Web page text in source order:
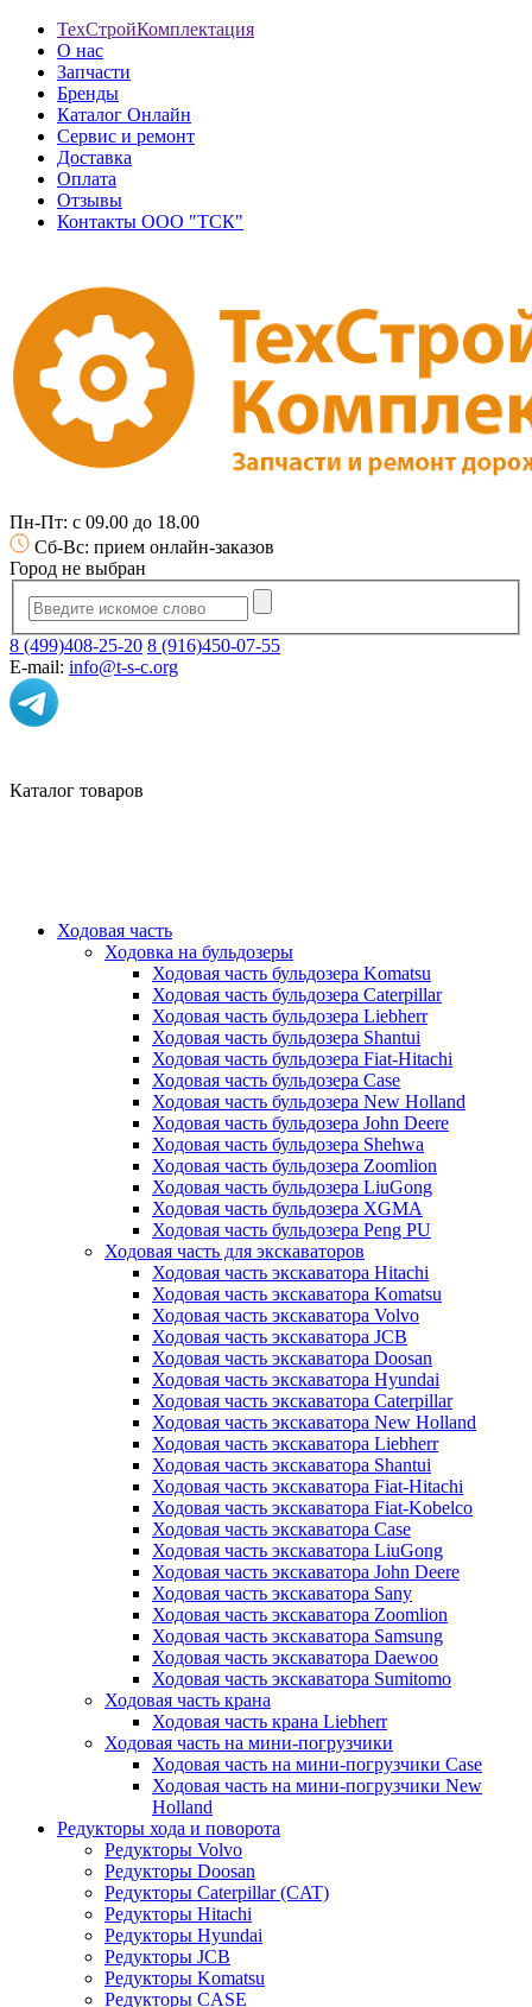
ТехСтройКомплектация
О нас
Запчасти
Бренды
Каталог Онлайн
Сервис и ремонт
Доставка
Оплата
Отзывы
Контакты ООО "ТСК"
Пн-Пт: с 09.00 до 18.00
Сб-Вс: прием онлайн-заказов
Город не выбран
8 (499)408-25-20 8 (916)450-07-55
E-mail: info@t-s-c.org
Каталог товаров
Ходовая часть
Ходовка на бульдозеры
Ходовая часть бульдозера Komatsu
Ходовая часть бульдозера Caterpillar
Ходовая часть бульдозера Liebherr
Ходовая часть бульдозера Shantui
Ходовая часть бульдозера Fiat-Hitachi
Ходовая часть бульдозера Case
Ходовая часть бульдозера New Holland
Ходовая часть бульдозера John Deere
Ходовая часть бульдозера Shehwa
Ходовая часть бульдозера Zoomlion
Ходовая часть бульдозера LiuGong
Ходовая часть бульдозера XGMA
Ходовая часть бульдозера Peng PU
Ходовая часть для экскаваторов
Ходовая часть экскаватора Hitachi
Ходовая часть экскаватора Komatsu
Ходовая часть экскаватора Volvo
Ходовая часть экскаватора JCB
Ходовая часть экскаватора Doosan
Ходовая часть экскаватора Hyundai
Ходовая часть экскаватора Caterpillar
Ходовая часть экскаватора New Holland
Ходовая часть экскаватора Liebherr
Ходовая часть экскаватора Shantui
Ходовая часть экскаватора Fiat-Hitachi
Ходовая часть экскаватора Fiat-Kobelco
Ходовая часть экскаватора Case
Ходовая часть экскаватора LiuGong
Ходовая часть экскаватора John Deere
Ходовая часть экскаватора Sany
Ходовая часть экскаватора Zoomlion
Ходовая часть экскаватора Samsung
Ходовая часть экскаватора Daewoo
Ходовая часть экскаватора Sumitomo
Ходовая часть крана
Ходовая часть крана Liebherr
Ходовая часть на мини-погрузчики
Ходовая часть на мини-погрузчики Case
Ходовая часть на мини-погрузчики New
Holland
Редукторы хода и поворота
Редукторы Volvo
Редукторы Doosan
Редукторы Caterpillar (CAT)
Редукторы Hitachi
Редукторы Hyundai
Редукторы JCB
Редукторы Komatsu
Редукторы CASE